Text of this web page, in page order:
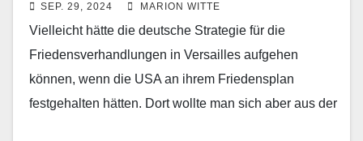
SEP. 29, 2024 MARION WITTE
Vielleicht hätte die deutsche Strategie für die
Friedensverhandlungen in Versailles aufgehen
können, wenn die USA an ihrem Friedensplan
festgehalten hätten. Dort wollte man sich aber aus der